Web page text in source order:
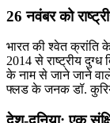
26 नवंबर को
भारत की श्वेत क्रांति
2014 से राष्ट्रीय
के नाम से जाने जाने
फ्लड के जनक डॉ.